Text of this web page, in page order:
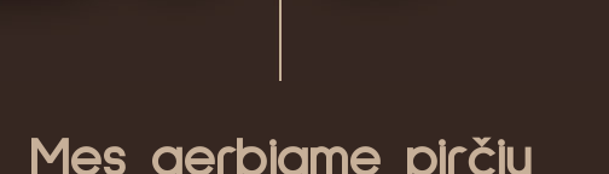
Mes gerbiame pirčių